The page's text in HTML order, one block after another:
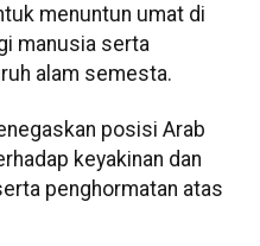
menuntun umat di
manusia serta
alam semesta.
posisi Arab
keyakinan dan
penghormatan atas